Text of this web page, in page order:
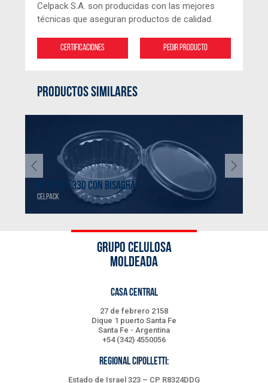
Celpack S.A. son producidas con las mejores
técnicas que aseguran productos de calidad.
Certificaciones Pedir producto
PRODUCTOS SIMILARES
POTE PET 330 CON BISAGRA
CELPACK
GRUPO CELULOSA
MOLDEADA
CASA CENTRAL
27 de febrero 2158
Dique 1 puerto Santa Fe
Santa Fe - Argentina
+54 (342) 4550056
REGIONAL CIPOLLETTI:
Estado de Israel 323 – CP R8324DDG